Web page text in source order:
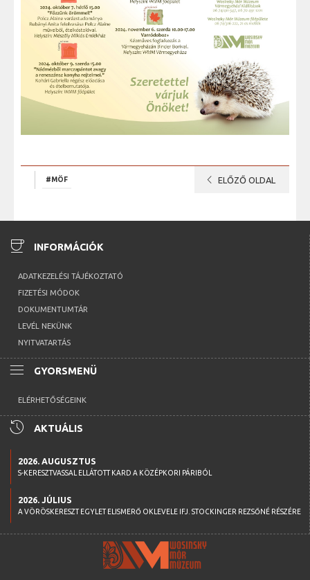
#MÖF chevron_left ELŐZŐ OLDAL
coffee INFORMÁCIÓK
ADATKEZELÉSI TÁJÉKOZTATÓ
FIZETÉSI MÓDOK
DOKUMENTUMTÁR
LEVÉL NEKÜNK
NYITVATARTÁS
menu GYORSMENÜ
ELÉRHETŐSÉGEINK
history AKTUÁLIS
2026. AUGUSZTUS
S-KERESZTVASSAL ELLÁTOTT KARD A KÖZÉPKORI PÁRIBÓL
2026. JÚLIUS
A VÖRÖSKERESZT EGYLET ELISMERŐ OKLEVELE IFJ. STOCKINGER REZSŐNÉ RÉSZÉRE